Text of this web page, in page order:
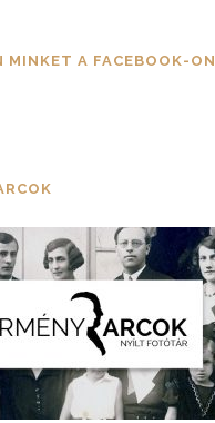
MINKET A FACEBOOK-ON